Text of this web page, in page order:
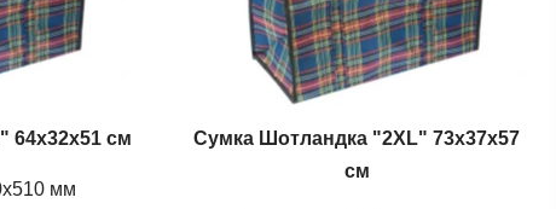
64х32х51 см
мм
Сумка Шотландка "2XL" 73х37х57
см